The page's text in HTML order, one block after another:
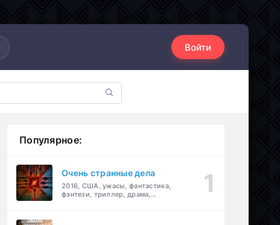
Войти
Популярное:
Очень странные дела
2016, США, ужасы, фантастика,
фэнтези, триллер, драма,